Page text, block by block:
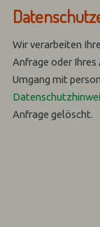
Wir verarbeiten
Anfrage oder
Umgang mit
Anfrage gelöscht.